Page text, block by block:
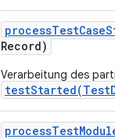
processTestCase
Record)
Verarbeitung des
processTest